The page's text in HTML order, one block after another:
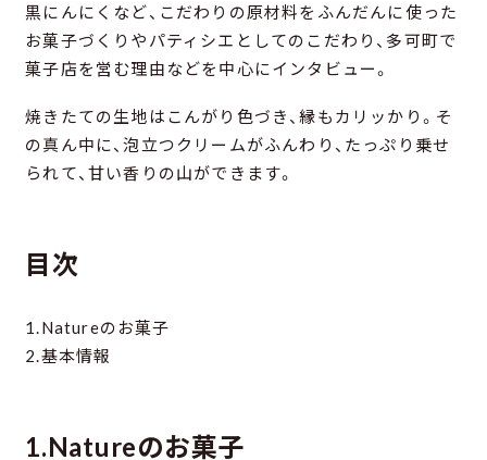
黒にんにくなど、こだわりの原材料をふんだんに使った
お菓子づくりやパティシエとしてのこだわり、多可町で
菓子店を営む理由などを中心にインタビュー。
焼きたての生地はこんがり色づき、縁もカリッかり。そ
の真ん中に、泡立つクリームがふんわり、たっぷり乗せ
られて、甘い香りの山ができます。
目次
1.Natureのお菓子
2.基本情報
1.Natureのお菓子